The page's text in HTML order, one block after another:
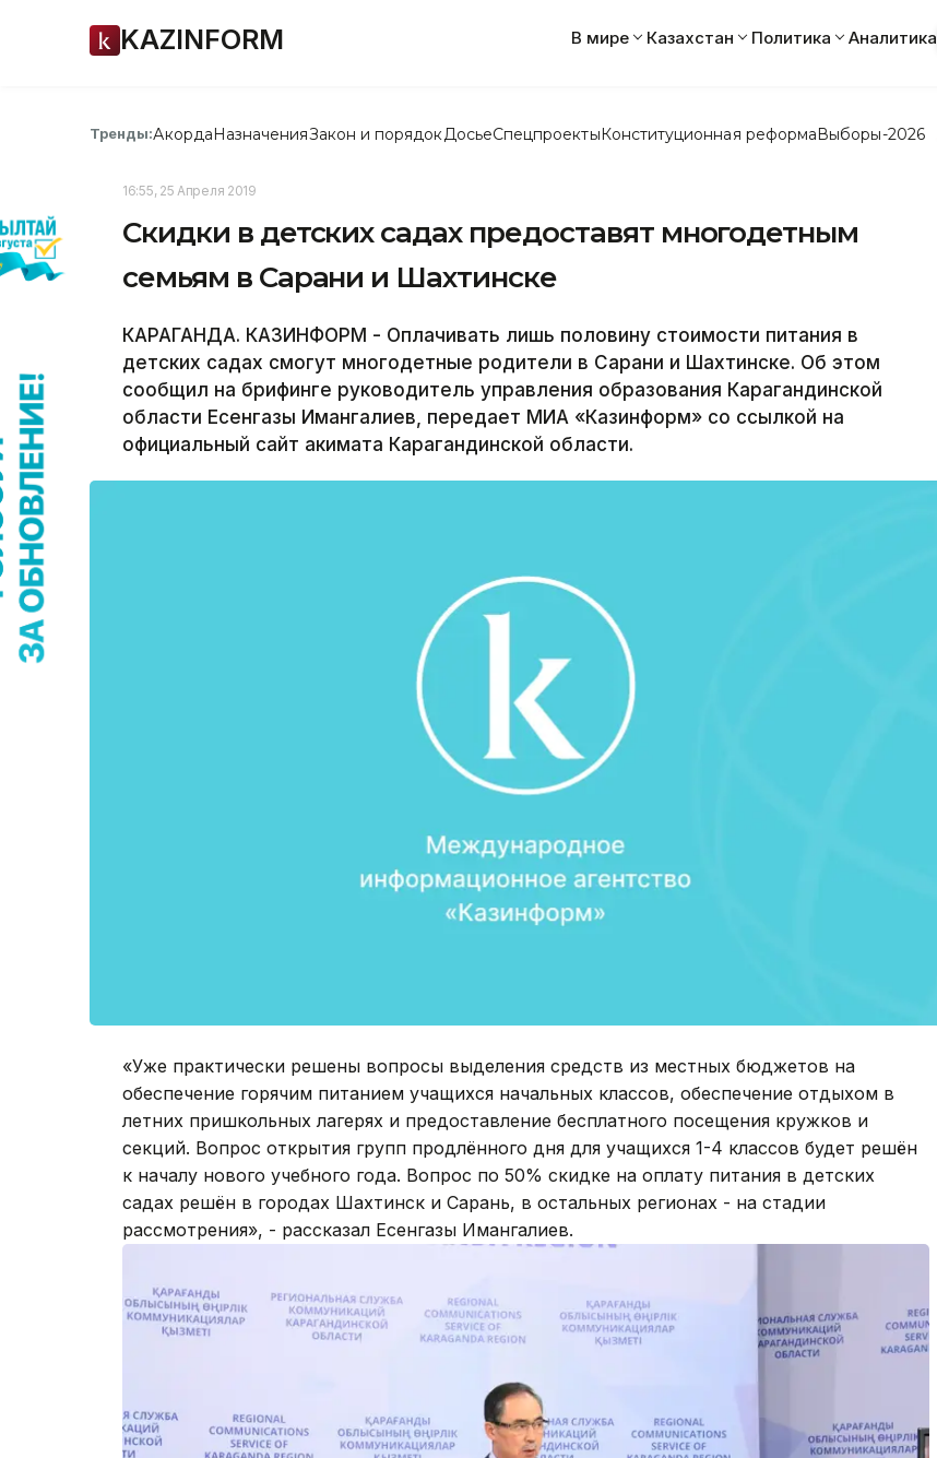
KAZINFORM В мире Казахстан Политика Аналитика
Тренды:АкордаНазначенияЗакон и порядок ДосьеСпецпроектыКонституционная реформаВыборы-2026
16:55, 25 Апреля 2019
Скидки в детских садах предоставят многодетным
семьям в Сарани и Шахтинске
КАРАГАНДА. КАЗИНФОРМ - Оплачивать лишь половину стоимости питания в
детских садах смогут многодетные родители в Сарани и Шахтинске. Об этом
сообщил на брифинге руководитель управления образования Карагандинской
области Есенгазы Имангалиев, передает МИА «Казинформ» со ссылкой на
официальный сайт акимата Карагандинской области.
«Уже практически решены вопросы выделения средств из местных бюджетов на
обеспечение горячим питанием учащихся начальных классов, обеспечение отдыхом в
летних пришкольных лагерях и предоставление бесплатного посещения кружков и
секций. Вопрос открытия групп продлённого дня для учащихся 1-4 классов будет решён
к началу нового учебного года. Вопрос по 50% скидке на оплату питания в детских
садах решён в городах Шахтинск и Сарань, в остальных регионах - на стадии
рассмотрения», - рассказал Есенгазы Имангалиев.